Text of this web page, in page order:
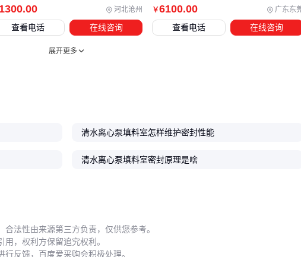
五、哪些操作细节最容易被忽略却影响密封寿命？
填料密封室的安装和使用中有三个关键细节常被忽视：
泄漏检测不能仅凭肉眼观察，微小渗漏可用
记录每次维护时的压盖调节量和泄漏情况，这些数据能帮助预
判填料更换周期，避免突发性失效。
1300.00 河北沧州
查看电话 在线咨询
￥6100.00 广东东
查看电话 在线咨询
展开更多
清水离心泵填料室怎样维护密封性能
清水离心泵填料室密封原理是啥
法性由来源第三方负责，仅供您参考。
，权利方保留追究权利。
反馈，百度爱采购会积极处理。